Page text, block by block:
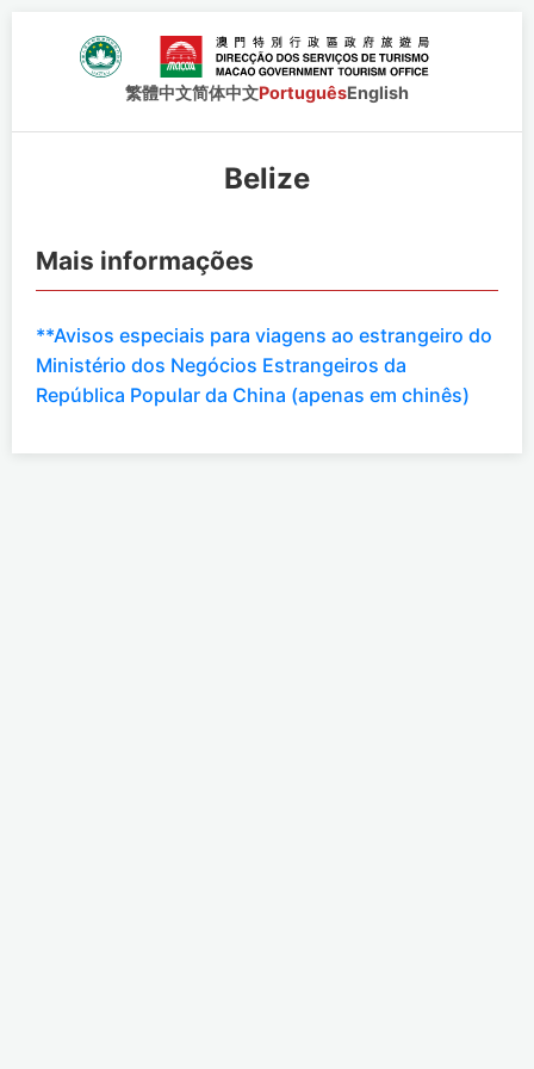
繁體中文简体中文PortuguêsEnglish
Belize
Mais informações
**Avisos especiais para viagens ao estrangeiro do
Ministério dos Negócios Estrangeiros da
República Popular da China (apenas em chinês)